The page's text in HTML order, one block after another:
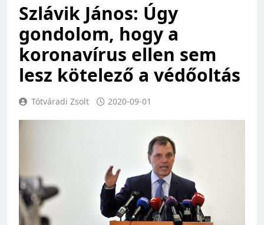
Szlávik János: Úgy
gondolom, hogy a
koronavírus ellen sem
lesz kötelező a védőoltás
Tótváradi Zsolt 2020-09-01